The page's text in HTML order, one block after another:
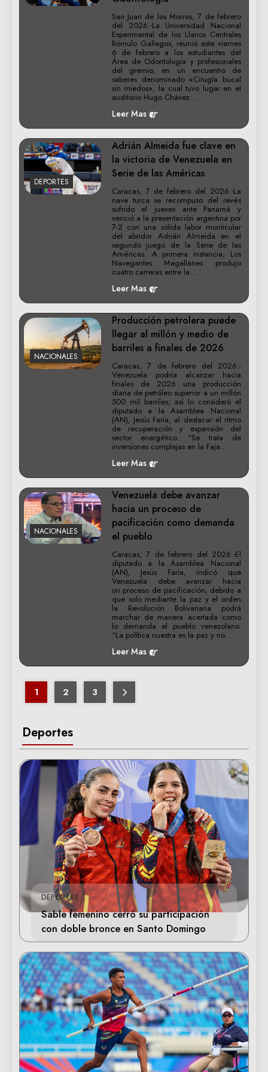
Deportes
DEPORTES
Sable femenino cerró su participación
con doble bronce en Santo Domingo
San Juan de los Morros, 7 de febrero
del 2026.-La Universidad Nacional
Experimental de los Llanos Centrales
Rómulo Gallegos, reunió este viernes
6 de febrero a los estudiantes del
Área de Odontología y profesionales
del gremio, en un encuentro de
saberes denominado «Cirugía bucal
sin miedos», la cual tuvo lugar en el
auditorio Hugo Chávez…
Leer Mas
DEPORTES
Adrián Almeida fue clave en
la victoria de Venezuela en
Serie de las Américas
Caracas, 7 de febrero del 2026.-La
nave turca se recompuso del revés
sufrido el jueves ante Panamá y
venció a la presentación argentina por
7-2 con una sólida labor monticular
del abridor Adrián Almeida en el
segundo juego de la Serie de las
Américas. A primera instancia, Los
Navegantes Magallanes produjo
cuatro carreras entre la…
Leer Mas
NACIONALES
Producción petrolera puede
llegar al millón y medio de
barriles a finales de 2026
Caracas, 7 de febrero del 2026.-
Venezuela podría alcanzar hacia
finales de 2026 una producción
diaria de petróleo superior a un millón
500 mil barriles; así lo consideró el
diputado a la Asamblea Nacional
(AN), Jesús Faría, al destacar el ritmo
de recuperación y expansión del
sector energético. “Se trata de
inversiones complejas en la Faja…
Leer Mas
NACIONALES
Venezuela debe avanzar
hacia un proceso de
pacificación como demanda
el pueblo
Caracas, 7 de febrero del 2026.-El
diputado a la Asamblea Nacional
(AN), Jesús Faría, indicó que
Venezuela debe avanzar hacia
un proceso de pacificación, debido a
que solo mediante la paz y el orden
la Revolución Bolivariana podrá
marchar de manera acertada como
lo demanda el pueblo venezolano.
“La política nuestra es la paz y no…
Leer Mas
1 2 3